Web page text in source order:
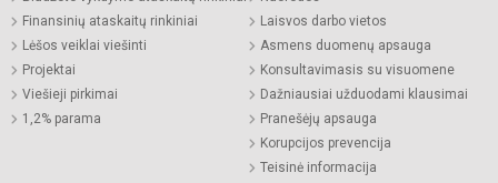
Finansinių ataskaitų rinkiniai
Lėšos veiklai viešinti
Projektai
Viešieji pirkimai
1,2% parama
Laisvos darbo vietos
Asmens duomenų apsauga
Konsultavimasis su visuomene
Dažniausiai užduodami klausimai
Pranešėjų apsauga
Korupcijos prevencija
Teisinė informacija